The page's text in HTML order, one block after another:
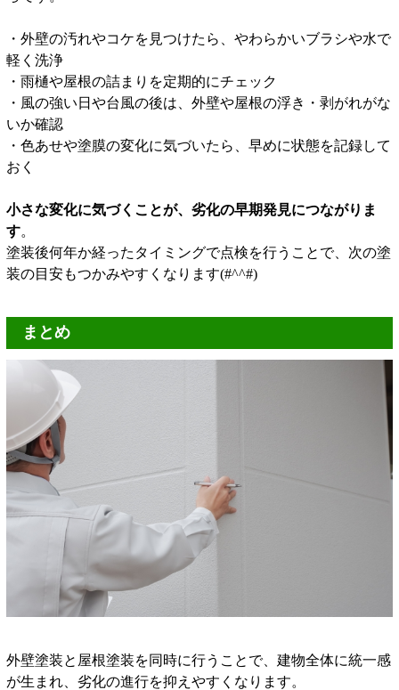
・外壁の汚れやコケを見つけたら、やわらかいブラシや水で
軽く洗浄
・雨樋や屋根の詰まりを定期的にチェック
・風の強い日や台風の後は、外壁や屋根の浮き・剥がれがな
いか確認
・色あせや塗膜の変化に気づいたら、早めに状態を記録して
おく
小さな変化に気づくことが、劣化の早期発見につながりま
す。
塗装後何年か経ったタイミングで点検を行うことで、次の塗
装の目安もつかみやすくなります(#^^#)
まとめ
外壁塗装と屋根塗装を同時に行うことで、建物全体に統一感
が生まれ、劣化の進行を抑えやすくなります。